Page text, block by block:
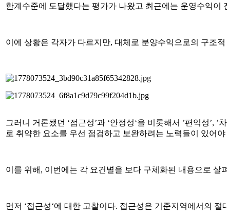
한계수준에 도달했다는 평가가 나왔고 최근에는 운영수익이
이에 상황은 각자가 다르지만, 대체로 분양수익으로의 구조
그러니 거론됐던 ‘접근성’과 ‘안정성‘을 비롯해서 ’편익성’,
로 취약한 요소를 우선 점검하고 보완하려는 노력들이 있어
이를 위해, 이번에는 각 요건별을 보다 구체화된 내용으로 살
먼저 ‘접근성‘에 대한 고찰이다. 접근성은 기준지역에서의